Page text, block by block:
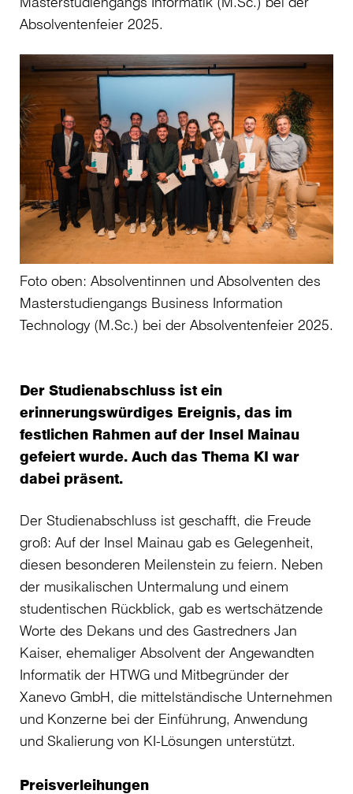
Absolventenfeier 2025.
Foto oben: Absolventinnen und Absolventen des
Masterstudiengangs Business Information
Technology (M.Sc.) bei der Absolventenfeier 2025.
Der Studienabschluss ist ein
erinnerungswürdiges Ereignis, das im
festlichen Rahmen auf der Insel Mainau
gefeiert wurde. Auch das Thema KI war
dabei präsent.
Der Studienabschluss ist geschafft, die Freude
groß: Auf der Insel Mainau gab es Gelegenheit,
diesen besonderen Meilenstein zu feiern. Neben
der musikalischen Untermalung und einem
studentischen Rückblick, gab es wertschätzende
Worte des Dekans und des Gastredners Jan
Kaiser, ehemaliger Absolvent der Angewandten
Informatik der HTWG und Mitbegründer der
Xanevo GmbH, die mittelständische Unternehmen
und Konzerne bei der Einführung, Anwendung
und Skalierung von KI-Lösungen unterstützt.
Preisverleihungen